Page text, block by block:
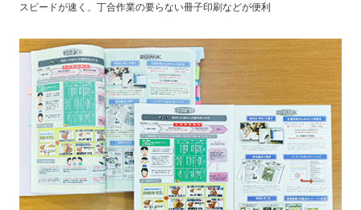
スピードが速く、丁合作業の要らない冊子印刷などが便利